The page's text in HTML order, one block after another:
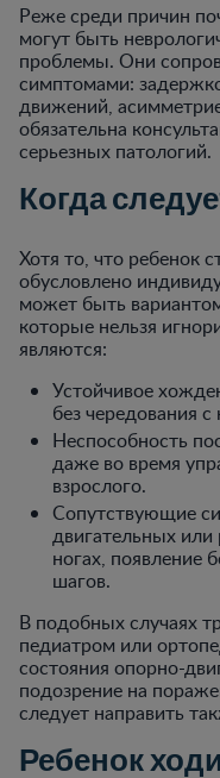
Реже среди причин
могут быть
проблемы. Они
симптомами:
движений,
обязательна
серьезных патологий.
Когда
Хотя то, что ребенок
обусловлено
может быть
которые нельзя
являются:
Устойчивое
без чередования
Неспособность
даже во время
взрослого.
Сопутствующие
двигательных или
ногах, появление
шагов.
В подобных случаях
педиатром или
состояния опорно-
подозрение на
следует направить
Ребенок